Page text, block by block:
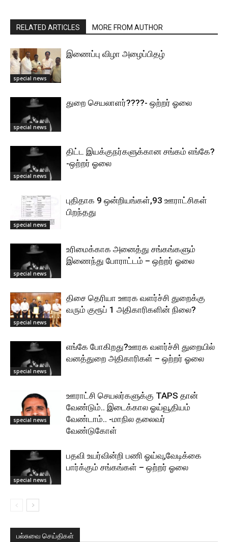
RELATED ARTICLES MORE FROM AUTHOR
special news
இணைப்பு விழா அழைப்பிதழ்
special news
துறை செயலாளர்????- ஒற்றர் ஓலை
special news
திட்ட இயக்குநர்களுக்கான சங்கம் எங்கே?
-ஒற்றர் ஓலை
special news
புதிதாக 9 ஒன்றியங்கள்,93 ஊராட்சிகள்
பிறந்தது
special news
உரிமைக்காக அனைத்து சங்கங்களும்
இணைந்து போராட்டம் – ஒற்றர் ஓலை
special news
திசை தெரியா ஊரக வளர்ச்சி துறைக்கு
வரும் குரூப் 1 அதிகாரிகளின் நிலை?
special news
எங்கே போகிறது?ஊரக வளர்ச்சி துறையில்
வனத்துறை அதிகாரிகள் – ஒற்றர் ஓலை
special news
ஊராட்சி செயலர்களுக்கு TAPS தான்
வேண்டும்.. இடைக்கால ஓய்வூதியம்
வேண்டாம்.. -மாநில தலைவர்
வேண்டுகோள்
special news
பதவி உயர்வின்றி பணி ஓய்வு,வேடிக்கை
பார்க்கும் சங்கங்கள் – ஒற்றர் ஓலை
பல்சுவை செய்திகள்